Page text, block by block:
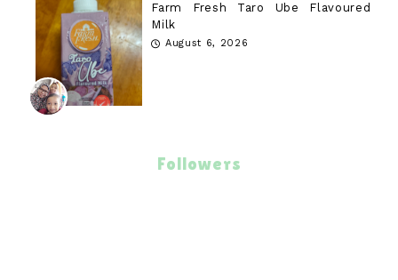
Farm Fresh Taro Ube Flavoured
Milk
August 6, 2026
Followers